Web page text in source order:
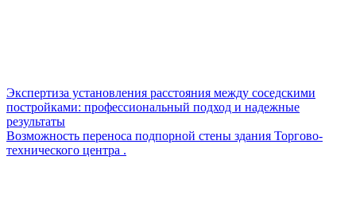
Экспертиза установления расстояния между соседскими
постройками: профессиональный подход и надежные
результаты
Возможность переноса подпорной стены здания Торгово-
технического центра .